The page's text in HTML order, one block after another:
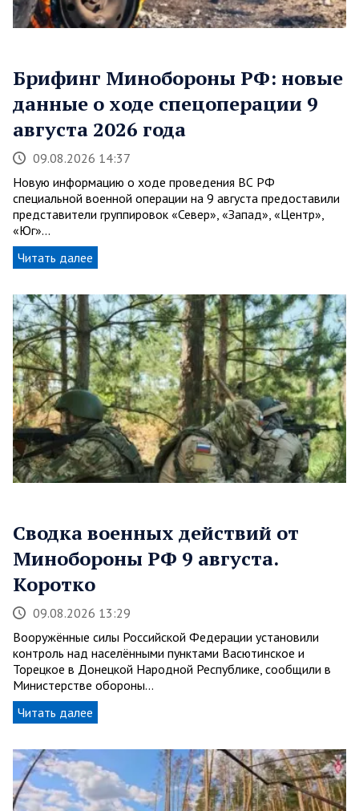
Брифинг Минобороны РФ: новые
данные о ходе спецоперации 9
августа 2026 года
09.08.2026 14:37
Новую информацию о ходе проведения ВС РФ
специальной военной операции на 9 августа предоставили
представители группировок «Север», «Запад», «Центр»,
«Юг»…
Читать далее
Сводка военных действий от
Минобороны РФ 9 августа.
Коротко
09.08.2026 13:29
Вооружённые силы Российской Федерации установили
контроль над населёнными пунктами Васютинское и
Торецкое в Донецкой Народной Республике, сообщили в
Министерстве обороны…
Читать далее